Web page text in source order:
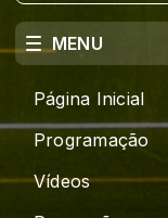
MENU
Página Inicial
Programação
Vídeos